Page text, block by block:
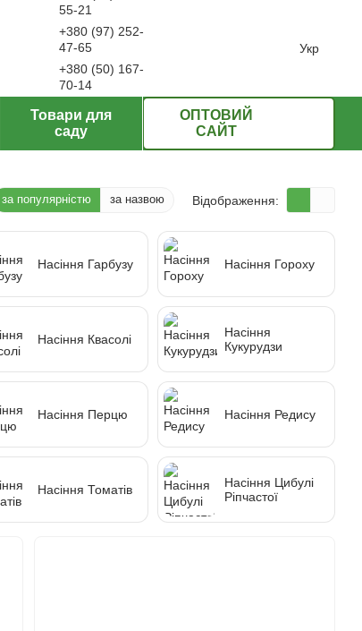
55-21
+380 (97) 252-
47-65
+380 (50) 167-
70-14
Укр
Товари для
саду
ОПТОВИЙ
САЙТ
за популярністю за назвою Відображення:
Насіння Гарбузу Насіння Гороху
Насіння Квасолі
Насіння
Кукурудзи
Насіння Перцю Насіння Редису
Насіння Томатів
Насіння Цибулі
Ріпчастої